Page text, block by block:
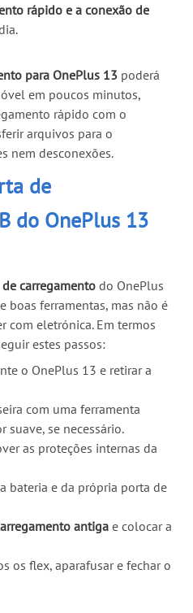
rápido e a conexão de
para OnePlus 13 poderá
em poucos minutos,
rápido com o
arquivos para o
nem desconexões.
de
do OnePlus 13
carregamento do OnePlus
boas ferramentas, mas não é
com eletrónica. Em termos
estes passos:
o OnePlus 13 e retirar a
com uma ferramenta
suave, se necessário.
as proteções internas da
bateria e da própria porta de
antigae colocar a
os flex, aparafusar e fechar o